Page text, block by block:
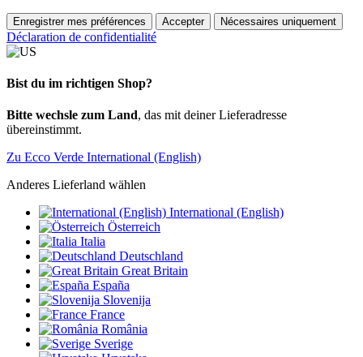
Enregistrer mes préférences Accepter Nécessaires uniquement
Déclaration de confidentialité
Bist du im richtigen Shop?
Bitte wechsle zum Land, das mit deiner Lieferadresse
übereinstimmt.
Zu Ecco Verde International (English)
Anderes Lieferland wählen
International (English)
Österreich
Italia
Deutschland
Great Britain
España
Slovenija
France
România
Sverige